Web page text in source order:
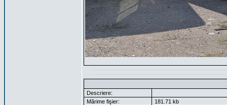
Descriere:
Mărime fişier:
181.71 kb